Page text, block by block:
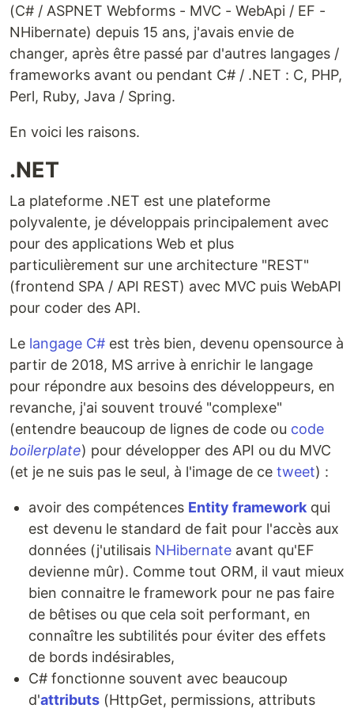
(C# / ASPNET Webforms - MVC - WebApi / EF -
NHibernate) depuis 15 ans, j'avais envie de
changer, après être passé par d'autres langages /
frameworks avant ou pendant C# / .NET : C, PHP,
Perl, Ruby, Java / Spring.
En voici les raisons.
.NET
La plateforme .NET est une plateforme
polyvalente, je développais principalement avec
pour des applications Web et plus
particulièrement sur une architecture "REST"
(frontend SPA / API REST) avec MVC puis WebAPI
pour coder des API.
Le langage C# est très bien, devenu opensource à
partir de 2018, MS arrive à enrichir le langage
pour répondre aux besoins des développeurs, en
revanche, j'ai souvent trouvé "complexe"
(entendre beaucoup de lignes de code ou code
boilerplate) pour développer des API ou du MVC
(et je ne suis pas le seul, à l'image de ce tweet) :
avoir des compétences Entity framework qui
est devenu le standard de fait pour l'accès aux
données (j'utilisais NHibernate avant qu'EF
devienne mûr). Comme tout ORM, il vaut mieux
bien connaitre le framework pour ne pas faire
de bêtises ou que cela soit performant, en
connaître les subtilités pour éviter des effets
de bords indésirables,
C# fonctionne souvent avec beaucoup
d'attributs (HttpGet, permissions, attributs